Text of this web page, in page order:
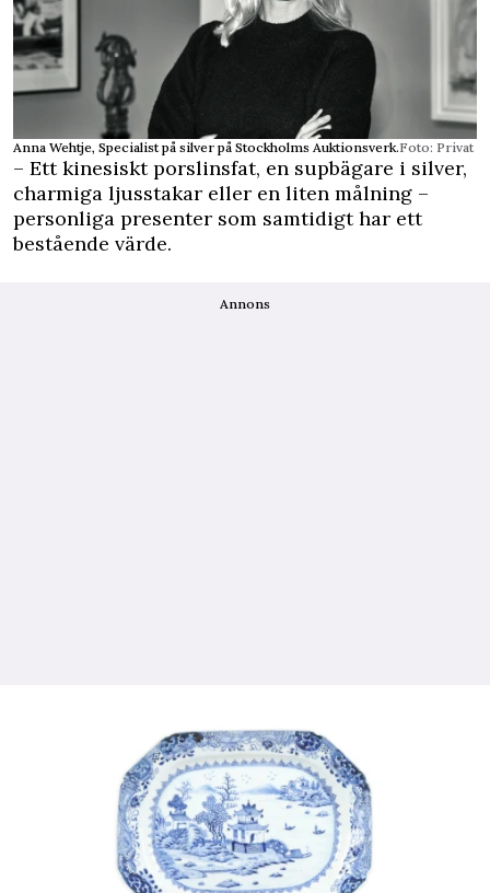
Anna Wehtje, Specialist på silver på Stockholms Auktionsverk.Foto: Privat
– Ett kinesiskt porslinsfat, en supbägare i silver,
charmiga ljusstakar eller en liten målning –
personliga presenter som samtidigt har ett
bestående värde.
Annons